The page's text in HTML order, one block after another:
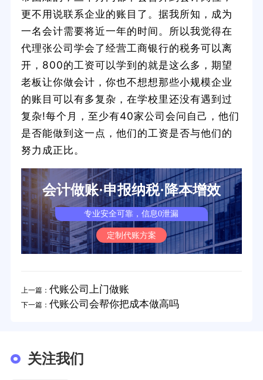
更不用说联系企业的账目了。据我所知，成为
一名会计需要将近一年的时间。所以我觉得在
代理张公司学会了经营工商银行的税务可以离
开，800的工资可以学到的就是这么多，期望
老板让你做会计，你也不想想那些小规模企业
的账目可以有多复杂，在学校里还没有遇到过
复杂!每个月，至少有40家公司会问自己，他们
是否能做到这一点，他们的工资是否与他们的
努力成正比。
会计做账·申报纳税·降本增效
专业安全可靠，信息0泄漏
定制代账方案
上一篇： 代账公司上门做账
下一篇： 代账公司会帮你把成本做高吗
关注我们